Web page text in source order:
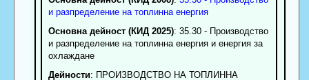
и разпределение на топлинна енергия
Основна дейност (КИД 2025): 35.30 - Производство
и разпределение на топлинна енергия и енергия за
охлаждане
Дейности: ПРОИЗВОДСТВО НА ТОПЛИННА